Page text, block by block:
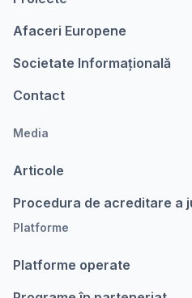
Afaceri Europene
Societate Informațională
Contact
Media
Articole
Procedura de acreditare a
Platforme
Platforme operate